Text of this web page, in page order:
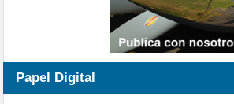
Papel Digital